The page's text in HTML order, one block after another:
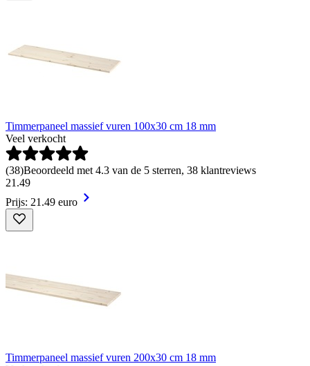
Timmerpaneel massief vuren 100x30 cm 18 mm
Veel verkocht
(38)Beoordeeld met 4.3 van de 5 sterren, 38 klantreviews
21 .49
Prijs: 21.49 euro
Timmerpaneel massief vuren 200x30 cm 18 mm